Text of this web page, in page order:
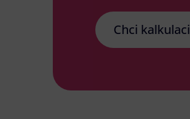
Chci kalkulaci